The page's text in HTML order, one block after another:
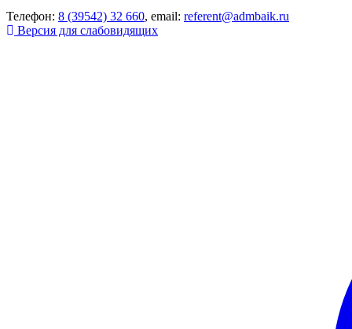
Телефон: 8 (39542) 32 660, email: referent@admbaik.ru
Версия для слабовидящих